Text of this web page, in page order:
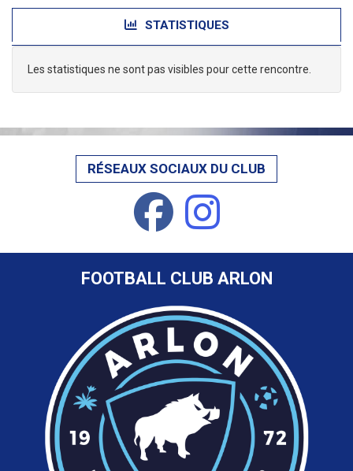
STATISTIQUES
Les statistiques ne sont pas visibles pour cette rencontre.
RÉSEAUX SOCIAUX DU CLUB
FOOTBALL CLUB ARLON